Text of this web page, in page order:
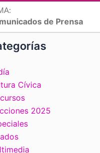
de Prensa
Cívica
2025